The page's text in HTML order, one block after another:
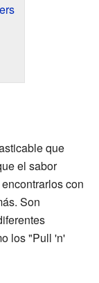
que
el sabor
con
Son
los "Pull 'n'